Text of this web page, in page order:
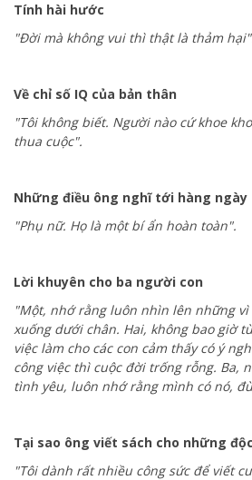
Tính hài hước
"Đời mà không vui thì thật là thảm
Về chỉ số IQ của bản thân
"Tôi không biết. Người nào cứ khoe
thua cuộc".
Những điều ông nghĩ tới hàng ngày
"Phụ nữ. Họ là một bí ẩn hoàn toàn".
Lời khuyên cho ba người con
"Một, nhớ rằng luôn nhìn lên những
xuống dưới chân. Hai, không bao giờ
việc làm cho các con cảm thấy có ý
công việc thì cuộc đời trống rỗng. Ba,
tình yêu, luôn nhớ rằng mình có nó,
Tại sao ông viết sách cho những
"Tôi dành rất nhiều công sức để viết